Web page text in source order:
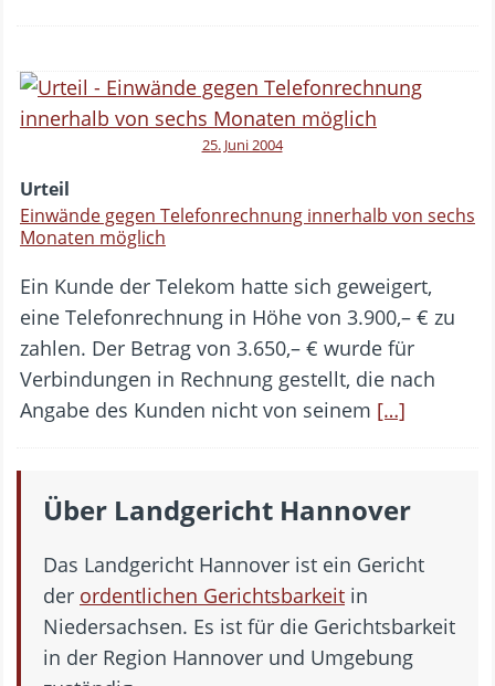
25. Juni 2004
Urteil
Einwände gegen Telefonrechnung innerhalb von sechs
Monaten möglich
Ein Kunde der Telekom hatte sich geweigert,
eine Telefonrechnung in Höhe von 3.900,– € zu
zahlen. Der Betrag von 3.650,– € wurde für
Verbindungen in Rechnung gestellt, die nach
Angabe des Kunden nicht von seinem […]
Über Landgericht Hannover
Das Landgericht Hannover ist ein Gericht
der ordentlichen Gerichtsbarkeit in
Niedersachsen. Es ist für die Gerichtsbarkeit
in der Region Hannover und Umgebung